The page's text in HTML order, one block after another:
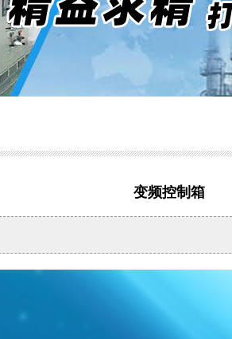
变频控制箱